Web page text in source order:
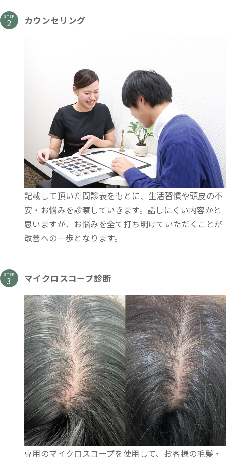
STEP カウンセリング
記載して頂いた問診表をもとに、生活習慣や頭皮の不
安・お悩みを診察していきます。話しにくい内容かと
思いますが、お悩みを全て打ち明けていただくことが
改善への一歩となります。
STEP マイクロスコープ診断
専用のマイクロスコープを使用して、お客様の毛髪・